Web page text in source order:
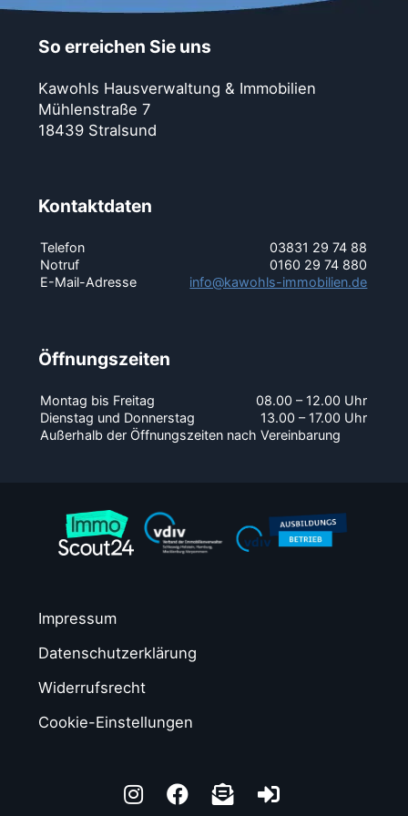
So erreichen Sie uns
Kawohls Hausverwaltung & Immobilien
Mühlenstraße 7
18439 Stralsund
Kontaktdaten
Telefon
03831 29 74 88
Notruf
0160 29 74 880
E-Mail-Adresse
info@kawohls-immobilien.de
Öffnungszeiten
Montag bis Freitag
08.00 – 12.00 Uhr
Dienstag und Donnerstag
13.00 – 17.00 Uhr
Außerhalb der Öffnungszeiten nach Vereinbarung
Impressum
Datenschutzerklärung
Widerrufsrecht
Cookie-Einstellungen